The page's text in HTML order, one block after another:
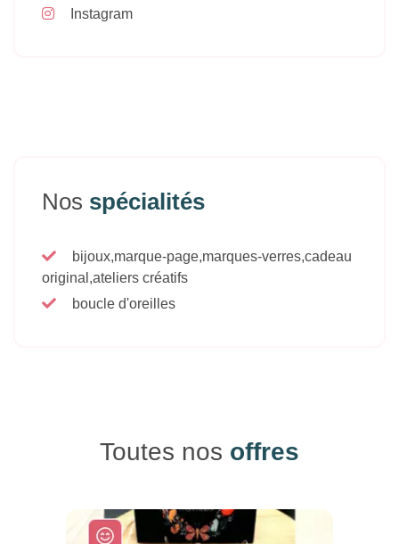
Instagram
Nos spécialités
bijoux,marque-page,marques-verres,cadeau
original,ateliers créatifs
boucle d'oreilles
Toutes nos offres